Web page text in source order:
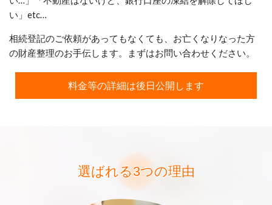
い」etc…
相続登記のご依頼があってもなくても、お亡くなりなった方
の財産整理のお手伝します。まずはお問い合わせください。
料金等の詳細は後日公開します
選ばれる3つの理由